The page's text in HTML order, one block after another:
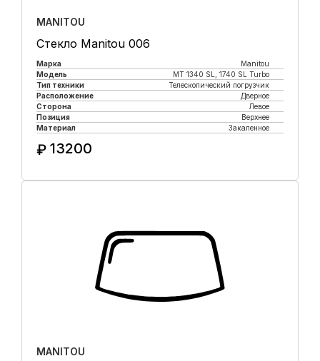
MANITOU
Стекло Manitou 006
Марка
Manitou
Модель
MT 1340 SL, 1740 SL Turbo
Тип техники
Телескопический погрузчик
Расположение
Дверное
Сторона
Левое
Позиция
Верхнее
Материал
Закаленное
₽ 13200
MANITOU